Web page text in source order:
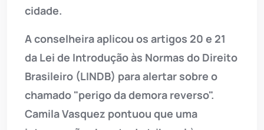
cidade.
A conselheira aplicou os artigos 20 e 21
da Lei de Introdução às Normas do Direito
Brasileiro (LINDB) para alertar sobre o
chamado "perigo da demora reverso".
Camila Vasquez pontuou que uma